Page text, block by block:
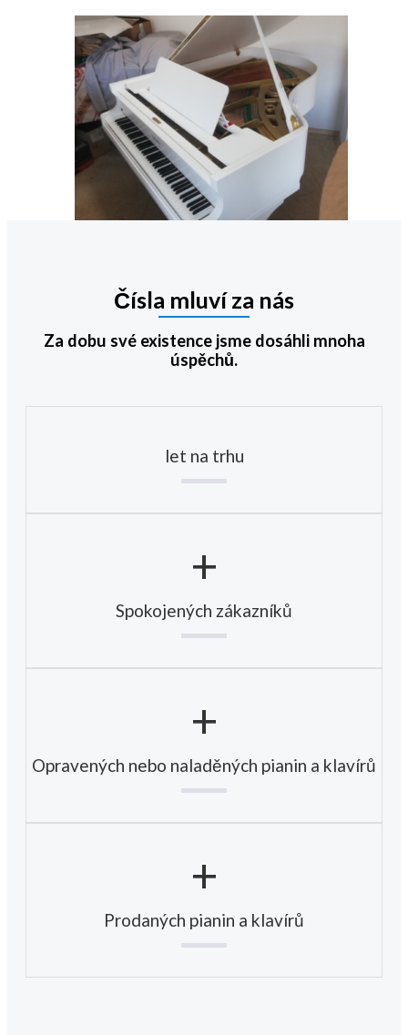
Čísla mluví za nás
Za dobu své existence jsme dosáhli mnoha
úspěchů.
let na trhu
+
Spokojených zákazníků
+
Opravených nebo naladěných pianin a klavírů
+
Prodaných pianin a klavírů